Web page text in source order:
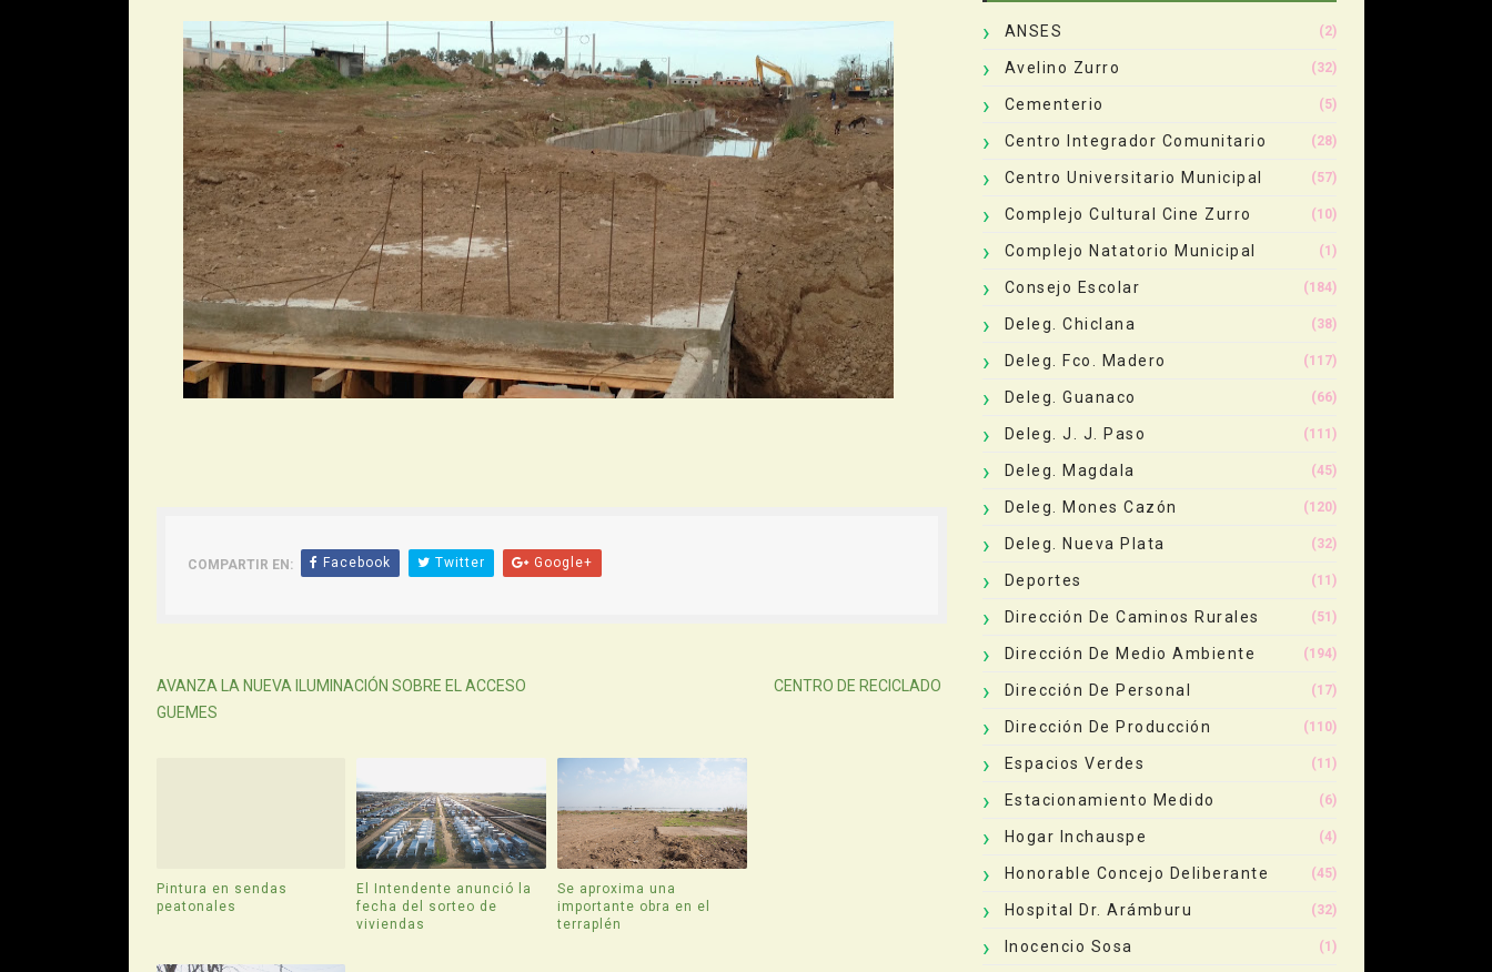
COMPARTIR EN: Facebook Twitter Google+
AVANZA LA NUEVA ILUMINACIÓN SOBRE EL ACCESO
GUEMES
CENTRO DE RECICLADO
Pintura en sendas
peatonales
El Intendente anunció la
fecha del sorteo de
viviendas
Se aproxima una
importante obra en el
terraplén
ANSES (2)
Avelino Zurro (32)
Cementerio (5)
Centro Integrador Comunitario (28)
Centro Universitario Municipal (57)
Complejo Cultural Cine Zurro (10)
Complejo Natatorio Municipal (1)
Consejo Escolar (184)
Deleg. Chiclana (38)
Deleg. Fco. Madero (117)
Deleg. Guanaco (66)
Deleg. J. J. Paso (111)
Deleg. Magdala (45)
Deleg. Mones Cazón (120)
Deleg. Nueva Plata (32)
Deportes (11)
Dirección De Caminos Rurales (51)
Dirección De Medio Ambiente (194)
Dirección De Personal (17)
Dirección De Producción (110)
Espacios Verdes (11)
Estacionamiento Medido (6)
Hogar Inchauspe (4)
Honorable Concejo Deliberante (45)
Hospital Dr. Arámburu (32)
Inocencio Sosa (1)